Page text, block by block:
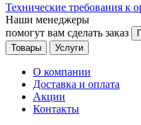
Технические требования к
Наши менеджеры
помогут вам сделать заказ
Товары
Услуги
О компании
Доставка и оплата
Акции
Контакты